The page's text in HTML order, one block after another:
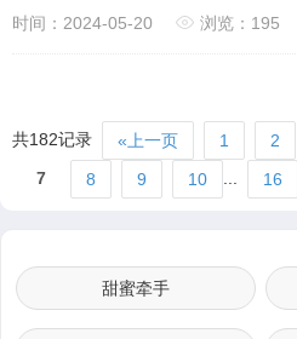
时间：2024-05-20 浏览：195
共182记录 «上一页 1 2
7
8 9 10 16
甜蜜牵手